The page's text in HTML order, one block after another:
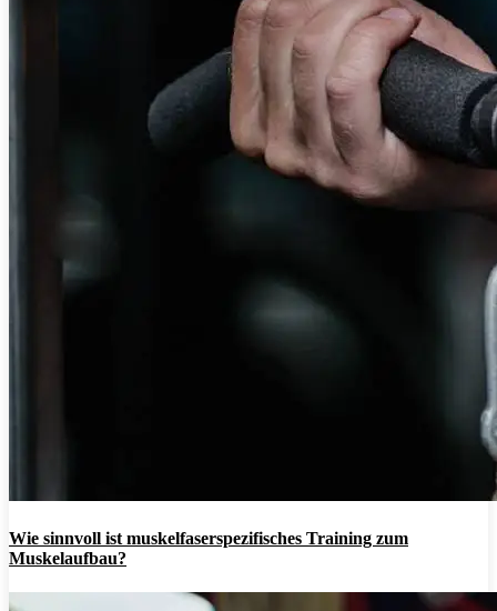
Wie sinnvoll ist muskelfaserspezifisches Training zum
Muskelaufbau?